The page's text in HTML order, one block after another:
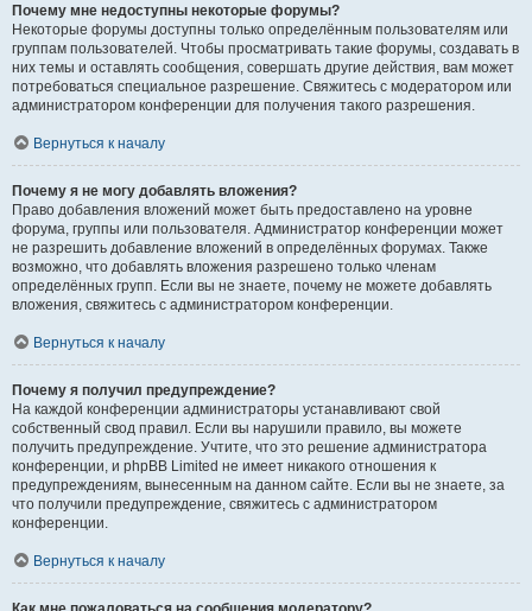
Почему мне недоступны некоторые форумы?
Некоторые форумы доступны только определённым пользователям или
группам пользователей. Чтобы просматривать такие форумы, создавать в
них темы и оставлять сообщения, совершать другие действия, вам может
потребоваться специальное разрешение. Свяжитесь с модератором или
администратором конференции для получения такого разрешения.
Вернуться к началу
Почему я не могу добавлять вложения?
Право добавления вложений может быть предоставлено на уровне
форума, группы или пользователя. Администратор конференции может
не разрешить добавление вложений в определённых форумах. Также
возможно, что добавлять вложения разрешено только членам
определённых групп. Если вы не знаете, почему не можете добавлять
вложения, свяжитесь с администратором конференции.
Вернуться к началу
Почему я получил предупреждение?
На каждой конференции администраторы устанавливают свой
собственный свод правил. Если вы нарушили правило, вы можете
получить предупреждение. Учтите, что это решение администратора
конференции, и phpBB Limited не имеет никакого отношения к
предупреждениям, вынесенным на данном сайте. Если вы не знаете, за
что получили предупреждение, свяжитесь с администратором
конференции.
Вернуться к началу